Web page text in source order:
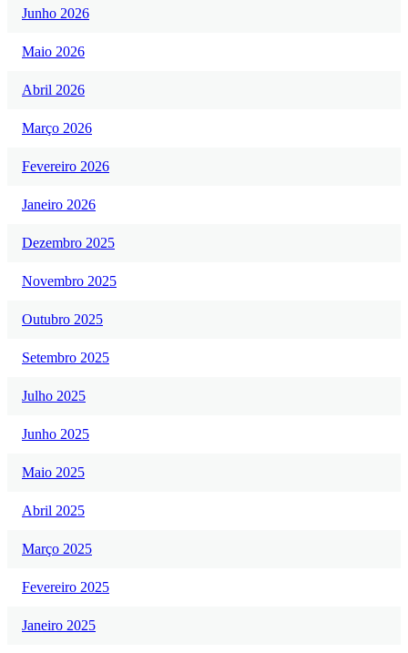
Junho 2026
Maio 2026
Abril 2026
Março 2026
Fevereiro 2026
Janeiro 2026
Dezembro 2025
Novembro 2025
Outubro 2025
Setembro 2025
Julho 2025
Junho 2025
Maio 2025
Abril 2025
Março 2025
Fevereiro 2025
Janeiro 2025